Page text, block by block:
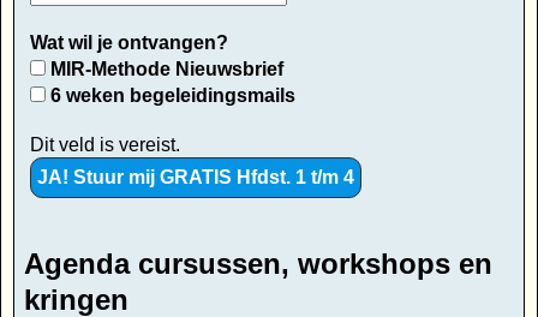
Wat wil je ontvangen?
MIR-Methode Nieuwsbrief
6 weken begeleidingsmails
Dit veld is vereist.
Agenda cursussen, workshops en
kringen